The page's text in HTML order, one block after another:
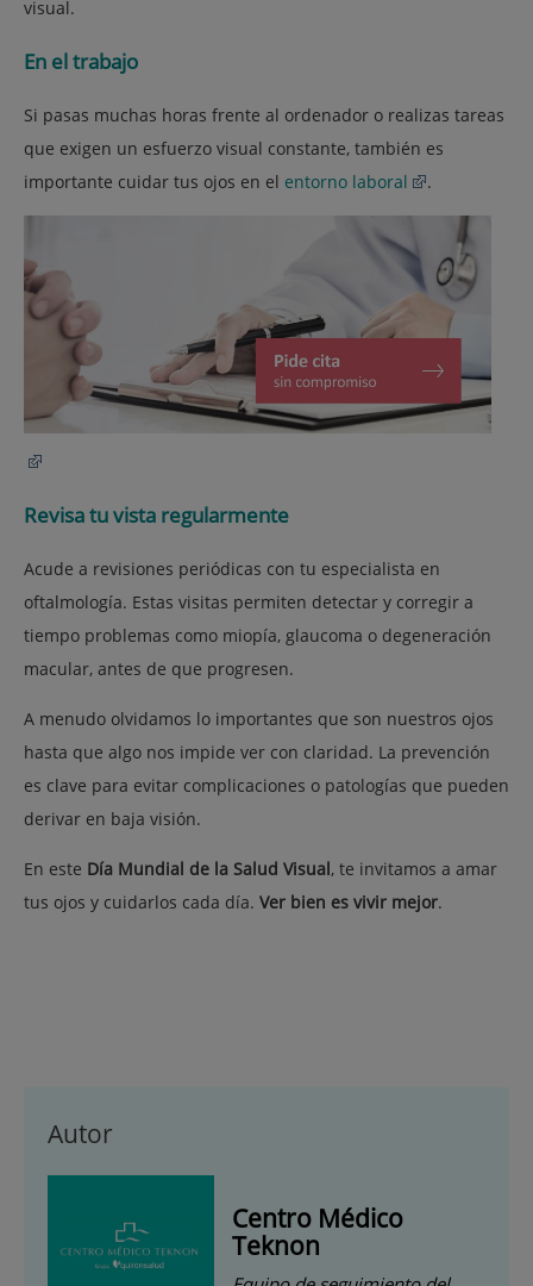
visual.
En el trabajo
Si pasas muchas horas frente al ordenador o realizas tareas
que exigen un esfuerzo visual constante, también es
importante cuidar tus ojos en el entorno laboral .
Revisa tu vista regularmente
Acude a revisiones periódicas con tu especialista en
oftalmología. Estas visitas permiten detectar y corregir a
tiempo problemas como miopía, glaucoma o degeneración
macular, antes de que progresen.
A menudo olvidamos lo importantes que son nuestros ojos
hasta que algo nos impide ver con claridad. La prevención
es clave para evitar complicaciones o patologías que pueden
derivar en baja visión.
En este Día Mundial de la Salud Visual, te invitamos a amar
tus ojos y cuidarlos cada día. Ver bien es vivir mejor.
Autor
Centro Médico
Teknon